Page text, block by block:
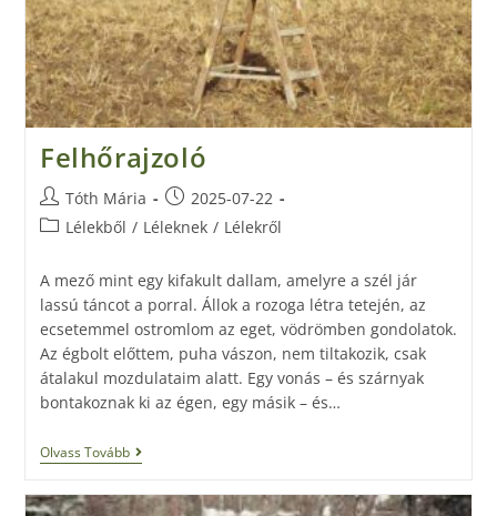
Felhőrajzoló
Tóth Mária
2025-07-22
Lélekből / Léleknek / Lélekről
A mező mint egy kifakult dallam, amelyre a szél jár
lassú táncot a porral. Állok a rozoga létra tetején, az
ecsetemmel ostromlom az eget, vödrömben gondolatok.
Az égbolt előttem, puha vászon, nem tiltakozik, csak
átalakul mozdulataim alatt. Egy vonás – és szárnyak
bontakoznak ki az égen, egy másik – és…
Olvass Tovább